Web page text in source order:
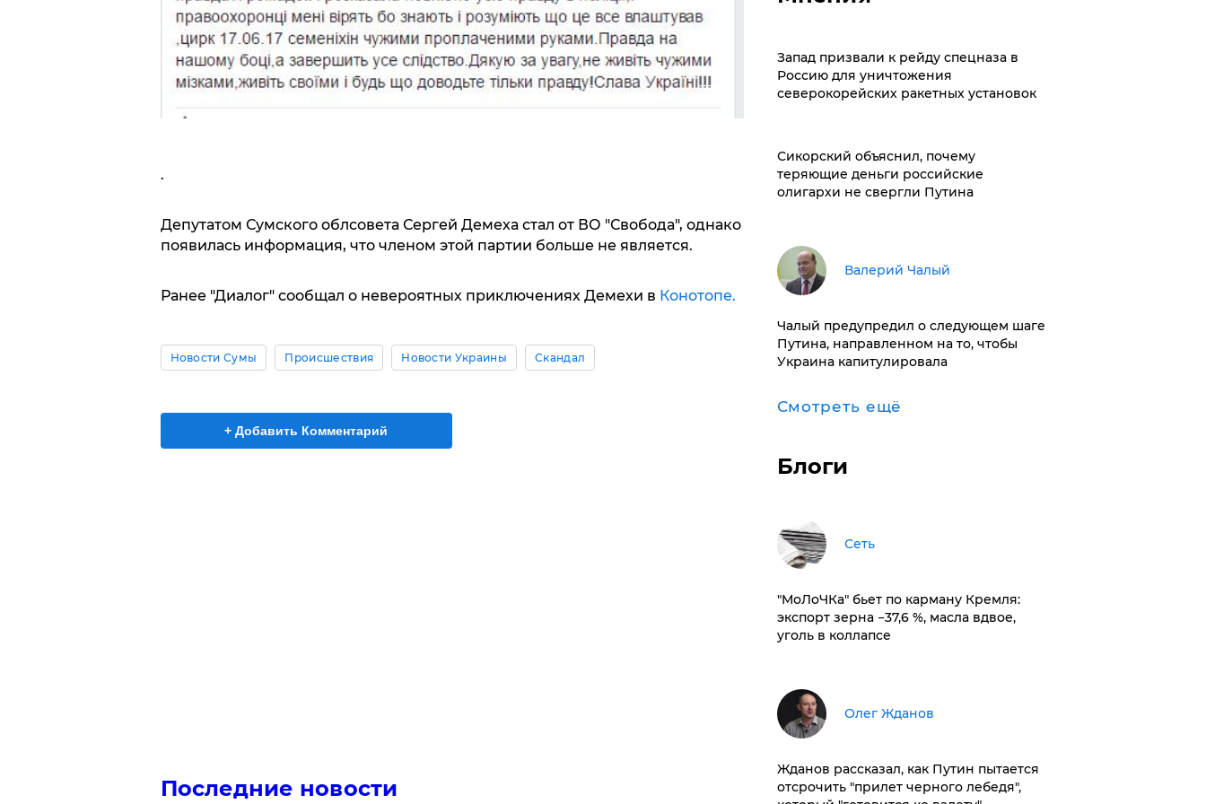
.
Депутатом Сумского облсовета Сергей Демеха стал от ВО "Свобода", однако
появилась информация, что членом этой партии больше не является.
Ранее "Диалог" сообщал о невероятных приключениях Демехи в Конотопе.
Новости Сумы Происшествия Новости Украины Скандал
+ Добавить Комментарий
Последние новости
Запад призвали к рейду спецназа в
Россию для уничтожения
северокорейских ракетных установок
Сикорский объяснил, почему
теряющие деньги российские
олигархи не свергли Путина
Валерий Чалый
Чалый предупредил о следующем шаге
Путина, направленном на то, чтобы
Украина капитулировала
Смотреть ещё
Блоги
Сеть
​"МоЛоЧКа" бьет по карману Кремля:
экспорт зерна −37,6 %, масла вдвое,
уголь в коллапсе
Олег Жданов
Жданов рассказал, как Путин пытается
отсрочить "прилет черного лебедя",